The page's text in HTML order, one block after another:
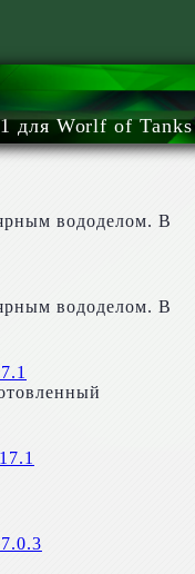
для Worlf of Tanks
вододелом. В
вододелом. В